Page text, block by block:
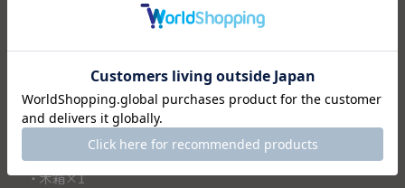
特別なギフトにも最適です。格式高い専用の桐箱に入れてお
届けします。
＜セット内容＞
・ぐい呑み×1
・木箱×1